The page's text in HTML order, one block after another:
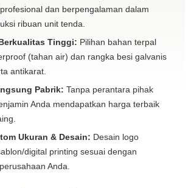
dan berpengalaman dalam
ribuan unit tenda.
Tinggi: Pilihan bahan terpal
(tahan air) dan rangka besi galvanis
antikarat.
Pabrik: Tanpa perantara pihak
Anda mendapatkan harga terbaik
Ukuran & Desain: Desain logo
digital printing sesuai dengan
Anda.